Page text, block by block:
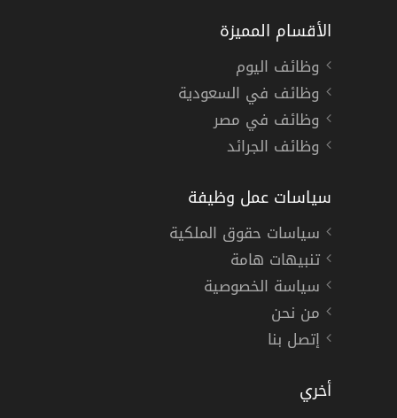
الأقسام المميزة
وظائف اليوم
وظائف في السعودية
وظائف في مصر
وظائف الجرائد
سياسات عمل وظيفة
سياسات حقوق الملكية
تنبيهات هامة
سياسة الخصوصية
من نحن
إتصل بنا
أخري